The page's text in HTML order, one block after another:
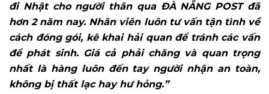
đi Nhật cho người thân qua ĐÀ NẴNG POST đã
hơn 2 năm nay. Nhân viên luôn tư vấn tận tình về
cách đóng gói, kê khai hải quan để tránh các vấn
đề phát sinh. Giá cả phải chăng và quan trọng
nhất là hàng luôn đến tay người nhận an toàn,
không bị thất lạc hay hư hỏng.”